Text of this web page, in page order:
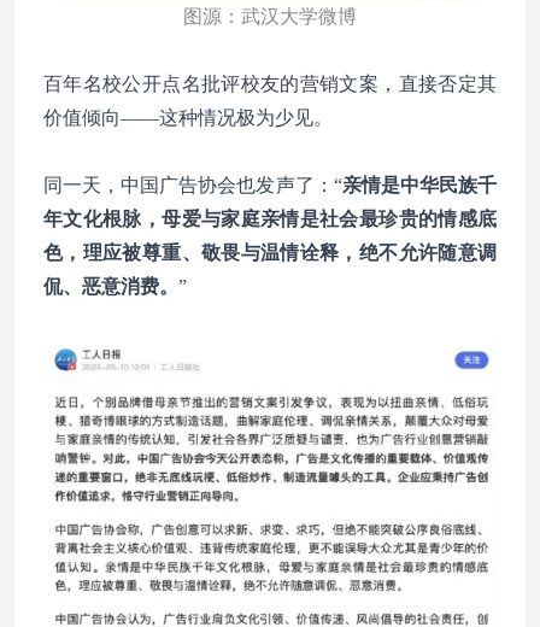
图源：武汉大学微博
百年名校公开点名批评校友的营销文案，直接否定其
价值倾向——这种情况极为少见。
同一天，中国广告协会也发声了：“亲情是中华民族千
年文化根脉，母爱与家庭亲情是社会最珍贵的情感底
色，理应被尊重、敬畏与温情诠释，绝不允许随意调
侃、恶意消费。 ”